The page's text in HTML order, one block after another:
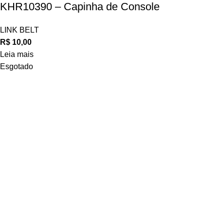
KHR10390 – Capinha de Console
LINK BELT
R$ 10,00
Leia mais
Esgotado